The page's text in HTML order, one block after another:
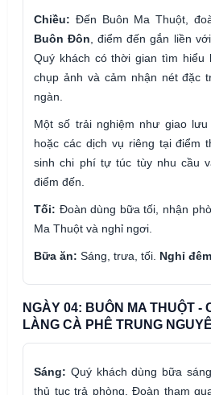
Chiều: Đến Buôn Ma Thuột,
Buôn Đôn, điểm đến gắn liền
Quý khách có thời gian tìm hiểu
chụp ảnh và cảm nhận nét đặc
ngàn.
Một số trải nghiệm như giao
hoặc các dịch vụ riêng tại điểm
sinh chi phí tự túc tùy nhu cầu
điểm đến.
Tối: Đoàn dùng bữa tối, nhận
Ma Thuột và nghỉ ngơi.
Bữa ăn: Sáng, trưa, tối. Nghỉ
NGÀY 04: BUÔN MA THUỘT -
LÀNG CÀ PHÊ TRUNG
Sáng: Quý khách dùng bữa
thủ tục trả phòng. Đoàn tham